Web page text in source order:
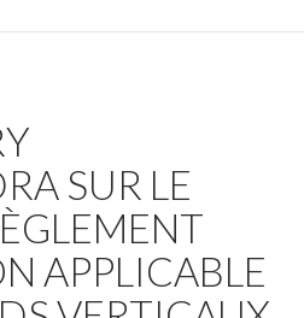
SUR LE
APPLICABLE